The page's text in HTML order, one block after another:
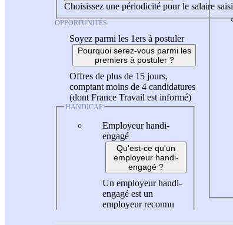
Choisissez une périodicité pour le salaire saisi
OPPORTUNITÉS
Soyez parmi les 1ers à postuler
Pourquoi serez-vous parmi les
premiers à postuler ?
Offres de plus de 15 jours,
comptant moins de 4 candidatures
(dont France Travail est informé)
HANDICAP
Employeur handi-
engagé
Qu'est-ce qu'un
employeur handi-
engagé ?
Un employeur handi-
engagé est un
employeur reconnu